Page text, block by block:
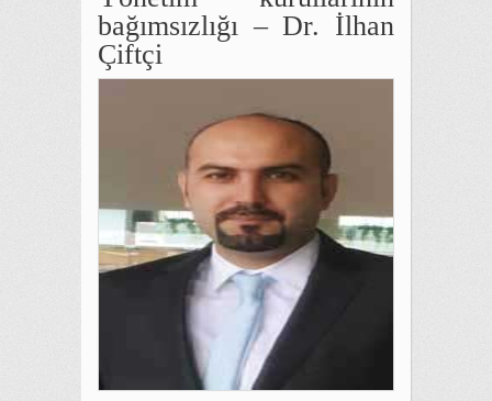
bağımsızlığı – Dr. İlhan
Çiftçi